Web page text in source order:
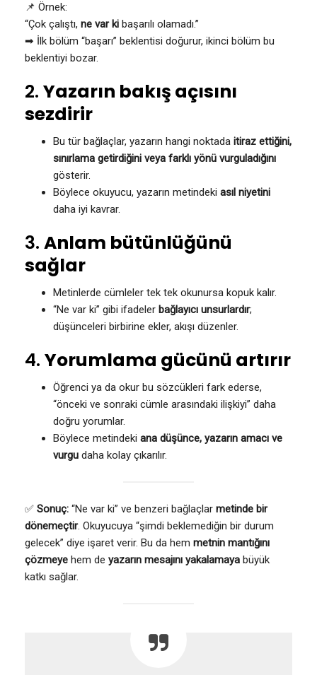
📌 Örnek:
“Çok çalıştı, ne var ki başarılı olamadı.”
➡ İlk bölüm “başarı” beklentisi doğurur, ikinci bölüm bu
beklentiyi bozar.
2. Yazarın bakış açısını
sezdirir
Bu tür bağlaçlar, yazarın hangi noktada itiraz ettiğini,
sınırlama getirdiğini veya farklı yönü vurguladığını
gösterir.
Böylece okuyucu, yazarın metindeki asıl niyetini
daha iyi kavrar.
3. Anlam bütünlüğünü
sağlar
Metinlerde cümleler tek tek okunursa kopuk kalır.
“Ne var ki” gibi ifadeler bağlayıcı unsurlardır;
düşünceleri birbirine ekler, akışı düzenler.
4. Yorumlama gücünü artırır
Öğrenci ya da okur bu sözcükleri fark ederse,
“önceki ve sonraki cümle arasındaki ilişkiyi” daha
doğru yorumlar.
Böylece metindeki ana düşünce, yazarın amacı ve
vurgu daha kolay çıkarılır.
✅ Sonuç: “Ne var ki” ve benzeri bağlaçlar metinde bir
dönemeçtir. Okuyucuya “şimdi beklemediğin bir durum
gelecek” diye işaret verir. Bu da hem metnin mantığını
çözmeye hem de yazarın mesajını yakalamaya büyük
katkı sağlar.